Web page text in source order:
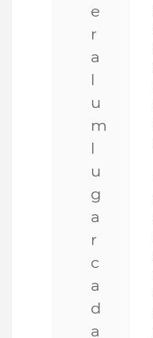
e
r
a
l
u
m
l
u
g
a
r
c
a
d
a